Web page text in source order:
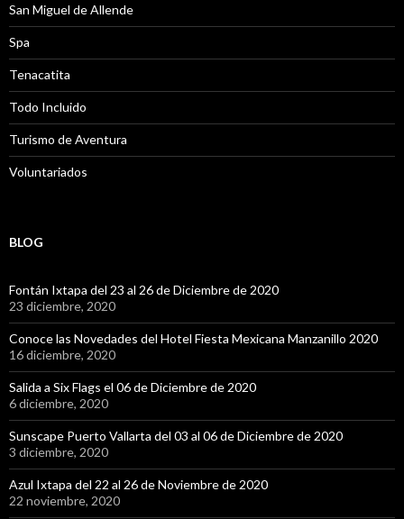
San Miguel de Allende
Spa
Tenacatita
Todo Incluido
Turismo de Aventura
Voluntariados
BLOG
Fontán Ixtapa del 23 al 26 de Diciembre de 2020
23 diciembre, 2020
Conoce las Novedades del Hotel Fiesta Mexicana Manzanillo 2020
16 diciembre, 2020
Salida a Six Flags el 06 de Diciembre de 2020
6 diciembre, 2020
Sunscape Puerto Vallarta del 03 al 06 de Diciembre de 2020
3 diciembre, 2020
Azul Ixtapa del 22 al 26 de Noviembre de 2020
22 noviembre, 2020